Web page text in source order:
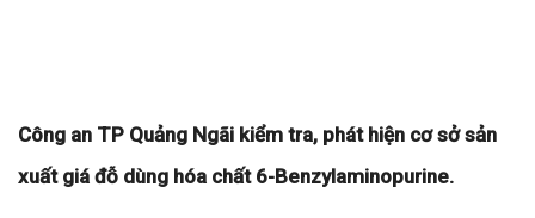
Công an TP Quảng Ngãi kiểm tra, phát hiện cơ sở sản
xuất giá đỗ dùng hóa chất 6-Benzylaminopurine.